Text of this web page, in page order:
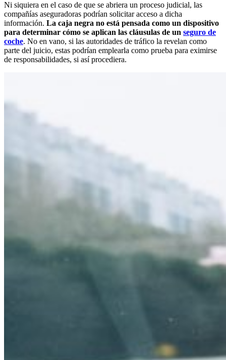
Ni siquiera en el caso de que se abriera un proceso judicial, las
compañías aseguradoras podrían solicitar acceso a dicha
información. La caja negra no está pensada como un dispositivo
para determinar cómo se aplican las cláusulas de un seguro de
coche. No en vano, si las autoridades de tráfico la revelan como
parte del juicio, estas podrían emplearla como prueba para eximirse
de responsabilidades, si así procediera.